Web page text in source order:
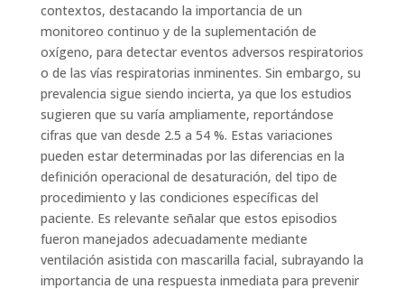
contextos, destacando la importancia de un
monitoreo continuo y de la suplementación de
oxígeno, para detectar eventos adversos respiratorios
o de las vías respiratorias inminentes. Sin embargo, su
prevalencia sigue siendo incierta, ya que los estudios
sugieren que su varía ampliamente, reportándose
cifras que van desde 2.5 a 54 %. Estas variaciones
pueden estar determinadas por las diferencias en la
definición operacional de desaturación, del tipo de
procedimiento y las condiciones específicas del
paciente. Es relevante señalar que estos episodios
fueron manejados adecuadamente mediante
ventilación asistida con mascarilla facial, subrayando la
importancia de una respuesta inmediata para prevenir